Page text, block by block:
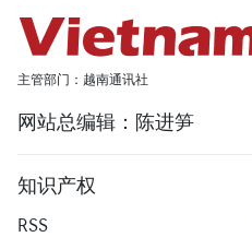
主管部门：越南通讯社
网站总编辑：陈进笋
知识产权
RSS